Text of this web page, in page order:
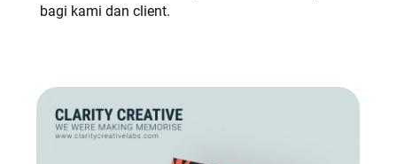
bagi kami dan client.